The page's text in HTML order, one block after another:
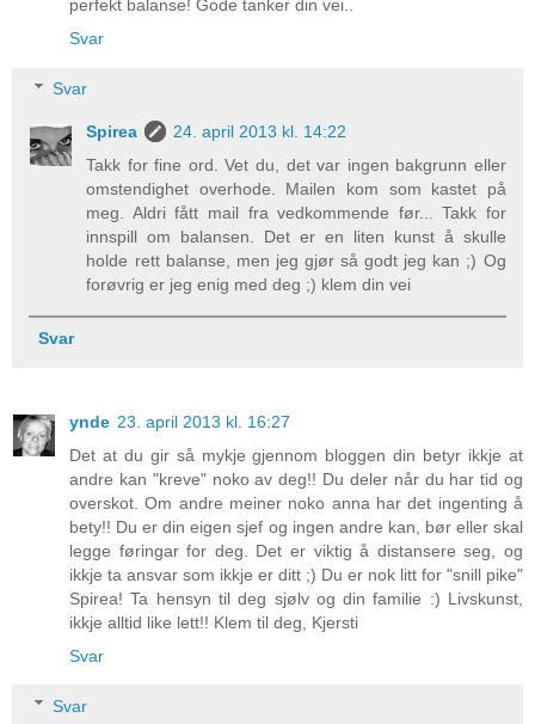
perfekt balanse! Gode tanker din vei..
Svar
Svar
Spirea
24. april 2013 kl. 14:22
Takk for fine ord. Vet du, det var ingen bakgrunn eller
omstendighet overhode. Mailen kom som kastet på
meg. Aldri fått mail fra vedkommende før... Takk for
innspill om balansen. Det er en liten kunst å skulle
holde rett balanse, men jeg gjør så godt jeg kan ;) Og
forøvrig er jeg enig med deg ;) klem din vei
Svar
ynde 23. april 2013 kl. 16:27
Det at du gir så mykje gjennom bloggen din betyr ikkje at
andre kan "kreve" noko av deg!! Du deler når du har tid og
overskot. Om andre meiner noko anna har det ingenting å
bety!! Du er din eigen sjef og ingen andre kan, bør eller skal
legge føringar for deg. Det er viktig å distansere seg, og
ikkje ta ansvar som ikkje er ditt ;) Du er nok litt for "snill pike"
Spirea! Ta hensyn til deg sjølv og din familie :) Livskunst,
ikkje alltid like lett!! Klem til deg, Kjersti
Svar
Svar